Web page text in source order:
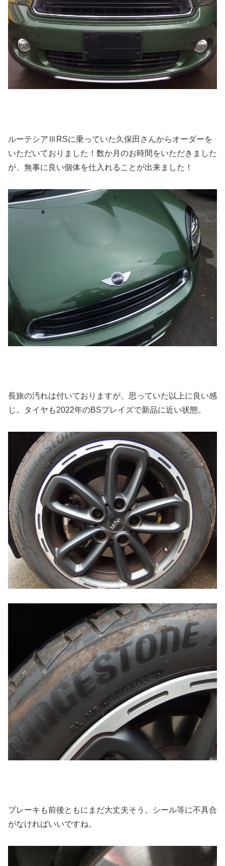
ルーテシアⅢRSに乗っていた久保田さんからオーダーを
いただいておりました！数か月のお時間をいただきました
が、無事に良い個体を仕入れることが出来ました！
長旅の汚れは付いておりますが、思っていた以上に良い感
じ。タイヤも2022年のBSプレイズで新品に近い状態。
ブレーキも前後ともにまだ大丈夫そう。シール等に不具合
がなければいいですね。